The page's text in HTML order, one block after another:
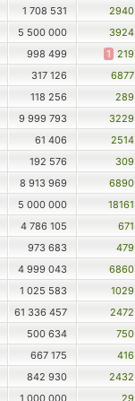
1 708 531
2940
5 500 000
3924
998 499 1 219
317 126
6877
118 256
289
9 999 793
3229
61 406
2514
192 576
309
8 913 969
6890
5 000 000
18161
4 786 105
671
973 683
479
4 999 043
6860
1 025 583
1029
61 336 457
2472
500 634
750
667 175
416
842 930
2432
1 000 000
29